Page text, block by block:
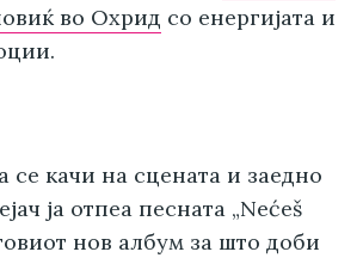
во Охрид со енергијата и
се качи на сцената и заедно
ја отпеа песната „Nećeš
нов албум за што доби